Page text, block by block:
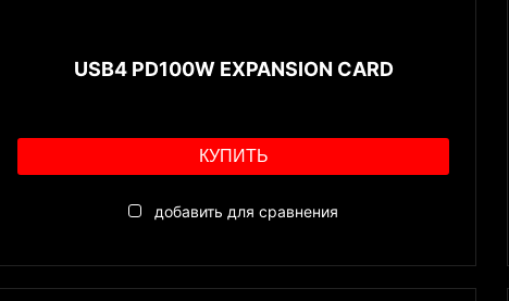
USB4 PD100W EXPANSION CARD
КУПИТЬ
добавить для сравнения